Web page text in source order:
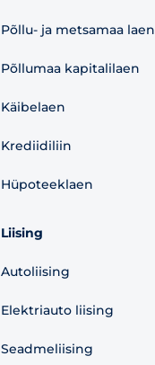
Põllu- ja metsamaa laen
Põllumaa kapitalilaen
Käibelaen
Krediidiliin
Hüpoteeklaen
Liising
Autoliising
Elektriauto liising
Seadmeliising